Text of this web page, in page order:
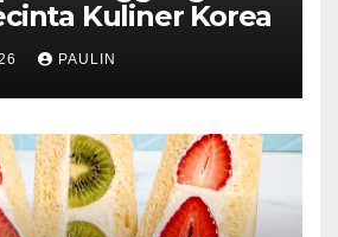
Kuliner Korea
PAULIN